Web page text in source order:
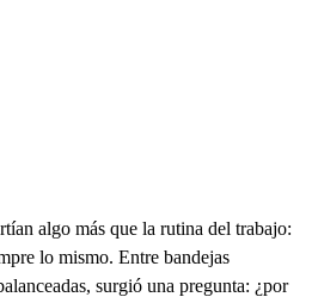
algo más que la rutina del trabajo:
lo mismo. Entre bandejas
surgió una pregunta: ¿por